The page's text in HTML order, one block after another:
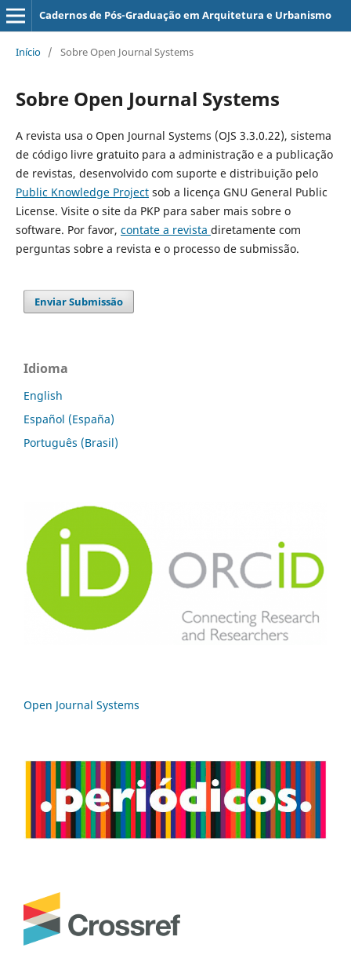
Cadernos de Pós-Graduação em Arquitetura e Urbanismo
Início / Sobre Open Journal Systems
Sobre Open Journal Systems
A revista usa o Open Journal Systems (OJS 3.3.0.22), sistema
de código livre gratuito para a administração e a publicação
de revistas, desenvolvido com suporte e distribuição pelo
Public Knowledge Projectsob a licença GNU General Public
License. Visite o site da PKP para saber mais sobre o
software. Por favor, contate a revista diretamente com
perguntas sobre a revista e o processo de submissão.
Enviar Submissão
Idioma
English
Español (España)
Português (Brasil)
Open Journal Systems